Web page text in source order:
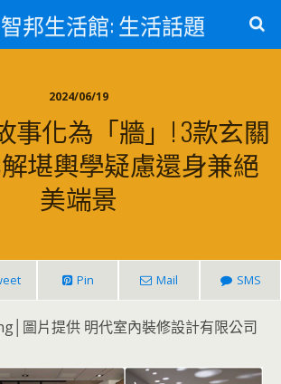
智邦生活館: 生活話題
2024/06/19
事化為「牆」! 3款玄關
堪輿學疑慮還身兼絕
美端景
Pin Mail SMS
圖片提供 明代室內裝修設計有限公司